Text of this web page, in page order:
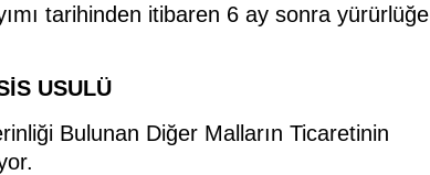
tarihinden itibaren 6 ay sonra yürürlüğe
USULÜ
Bulunan Diğer Malların Ticaretinin